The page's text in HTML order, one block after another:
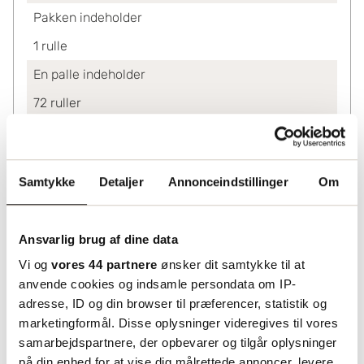
Samtykke Detaljer Annonceindstillinger Om
Ansvarlig brug af dine data
Vi og vores 44 partnere ønsker dit samtykke til at
anvende cookies og indsamle persondata om IP-
adresse, ID og din browser til præferencer, statistik og
marketingformål. Disse oplysninger videregives til vores
samarbejdspartnere, der opbevarer og tilgår oplysninger
Pakken indeholder
1 rulle
En palle indeholder
72 ruller
1-4
1 242.60
5-10
1 183.74
Lagerinformation
Status
Lagerført